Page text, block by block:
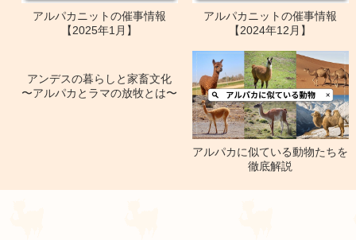
アルパカニットの催事情報
【2025年1月】
アルパカニットの催事情報
【2024年12月】
アンデスの暮らしと家畜文化
〜アルパカとラマの放牧とは〜
アルパカに似ている動物たちを
徹底解説